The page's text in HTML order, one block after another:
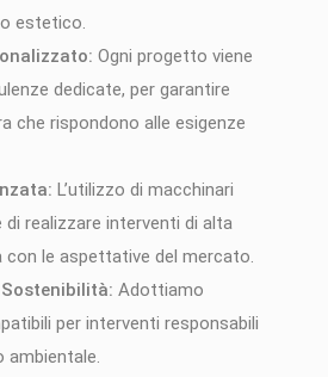
estetico.
Ogni progetto viene
dedicate, per garantire
che rispondono alle esigenze
L’utilizzo di macchinari
realizzare interventi di alta
con le aspettative del mercato.
Adottiamo
per interventi responsabili
ambientale.